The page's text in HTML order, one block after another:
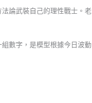
論武裝自己的理性戰士。老
數字，是模型根據今日波動